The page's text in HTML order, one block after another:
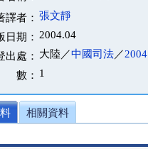
譯者： 張文靜
日期： 2004.04
出處： 大陸／中國司法／
數： 1
相關資料